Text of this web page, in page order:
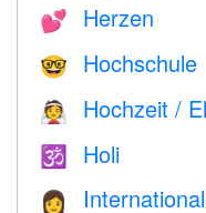
💕 Herzen
🤓 Hochschule
👰 Hochzeit /
🕉 Holi
👩